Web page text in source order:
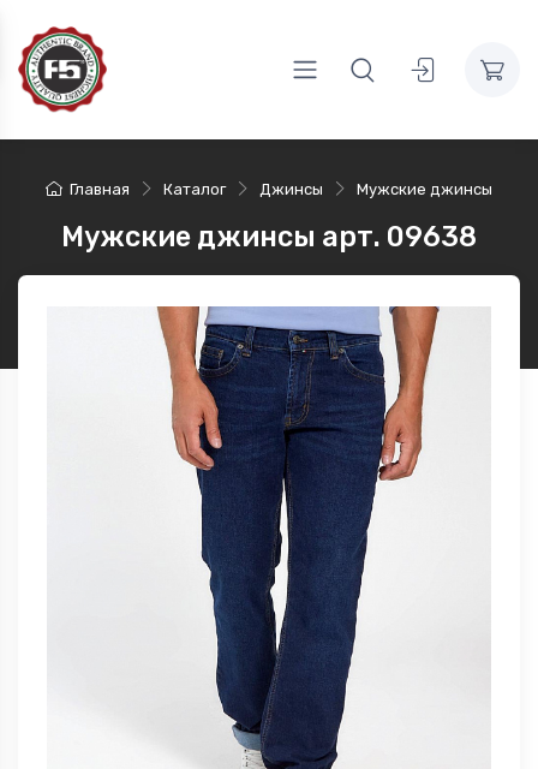
Главная Каталог Джинсы Мужские джинсы
Мужские джинсы арт. 09638